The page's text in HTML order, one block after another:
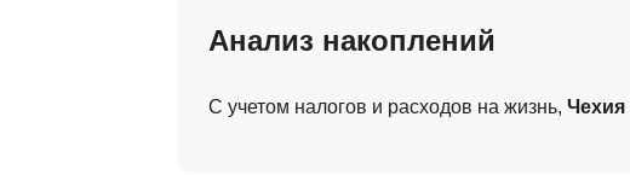
Анализ накоплений
С учетом налогов и расходов на жизнь, Чехия